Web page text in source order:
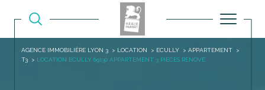
AGENCE IMMOBILIÈRE LYON 3 LOCATION ECULLY
APPARTEMENT
T3
LOCATION ECULLY 69130 APPARTEMENT 3 PIECES RENOVE